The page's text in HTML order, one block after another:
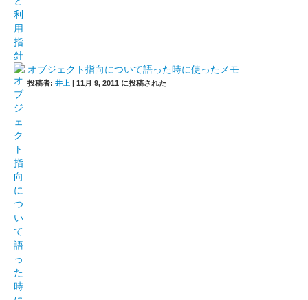
オブジェクト指向について語った時に使ったメモ
投稿者: 井上 | 11月 9, 2011 に投稿された